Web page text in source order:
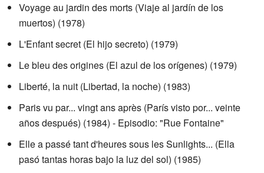
Voyage au jardin des morts (Viaje al jardín de los
muertos) (1978)
L'Enfant secret (El hijo secreto) (1979)
Le bleu des origines (El azul de los orígenes) (1979)
Liberté, la nuit (Libertad, la noche) (1983)
Paris vu par... vingt ans après (París visto por... veinte
años después) (1984) - Episodio: "Rue Fontaine"
Elle a passé tant d'heures sous les Sunlights... (Ella
pasó tantas horas bajo la luz del sol) (1985)